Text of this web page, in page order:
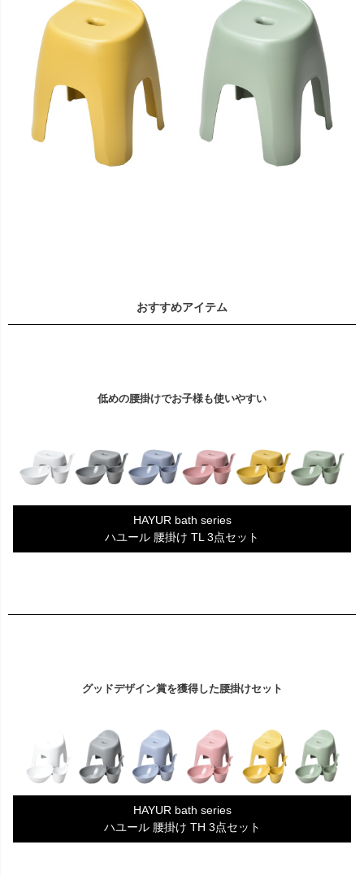
おすすめアイテム
低めの腰掛けでお子様も使いやすい
HAYUR bath series
ハユール 腰掛け TL 3点セット
グッドデザイン賞を獲得した腰掛けセット
HAYUR bath series
ハユール 腰掛け TH 3点セット